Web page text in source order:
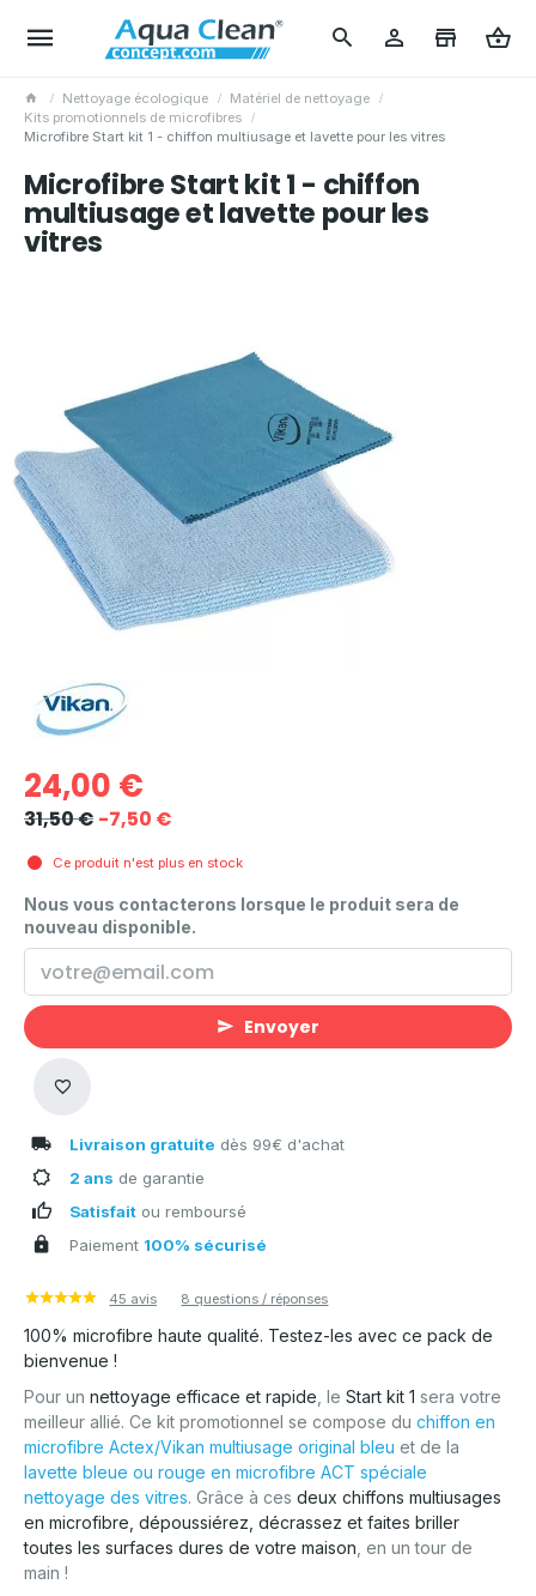
Nettoyage écologique
Matériel de nettoyage
Kits promotionnels de microfibres
Microfibre Start kit 1 - chiffon multiusage et lavette pour les vitres
Microfibre Start kit 1 - chiffon
multiusage et lavette pour les
vitres
24,00 €
31,50 € -7,50 €
Ce produit n'est plus en stock
Nous vous contacterons lorsque le produit sera de
nouveau disponible.
Envoyer
Livraison gratuite dès 99€ d'achat
2 ans de garantie
Satisfait ou remboursé
Paiement 100% sécurisé
45 avis 8 questions / réponses
100% microfibre haute qualité. Testez-les avec ce pack de
bienvenue !
Pour un nettoyage efficace et rapide , le Start kit 1 sera votre
meilleur allié. Ce kit promotionnel se compose du chiffon en
microfibre Actex/Vikan multiusage original bleu et de la
lavette bleue ou rouge en microfibre ACT spéciale
nettoyage des vitres. Grâce à ces deux chiffons multiusages
en microfibre, dépoussiérez, décrassez et faites briller
toutes les surfaces dures de votre maison , en un tour de
main !